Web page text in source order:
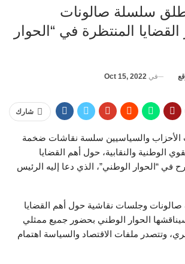
تطلق سلسلة صالونات
المنتظرة في “الحوار
في Oct 15, 2022
شارك
الأحزاب والسياسيين سلسة نقاشات ضخمة
الوطنية والنقابية، حول أهم القضايا
في “الحوار الوطني”، الذي دعا إليه الرئيس
صالونات وجلسات نقاشية حول أهم القضايا
الحوار الوطني بحضور جميع ممثلي
وتتصدر ملفات الاقتصاد والسياسة اهتمام